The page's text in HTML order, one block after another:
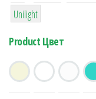
1
Unilight
Product Цвет